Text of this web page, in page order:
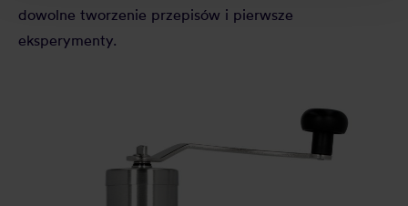
dowolne tworzenie przepisów i pierwsze
eksperymenty.